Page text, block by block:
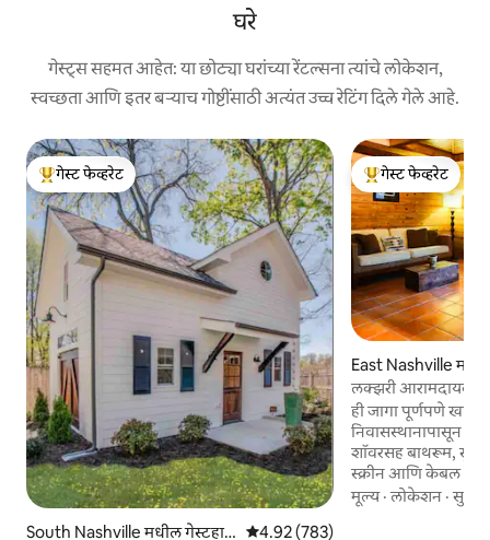
घरे
गेस्ट्स सहमत आहेत: या छोट्या घरांच्या रेंटल्सना त्यांचे लोकेशन,
स्वच्छता आणि इतर बऱ्याच गोष्टींसाठी अत्यंत उच्च रेटिंग दिले गेले आहे.
टॉप गेस्ट फेव्हरेट
गेस्ट फेव्हरेट
South Nashville मधील गेस्टहाऊ 5 पैकी 4.92 सरासरी रेटिंग, 783 रिव्ह्यूज
4.92 (783)
टॉप गेस्ट फेव्हरेट
गेस्ट फेव्हरेट
East Nashville
लक्झरी आरामदायक
ही जागा पूर्णपणे
निवासस्थानापासून
शॉवरसह बाथरूम,
स्क्रीन आणि केबल
जाड लाकडी बीम
मूल्य·लोकेशन ·